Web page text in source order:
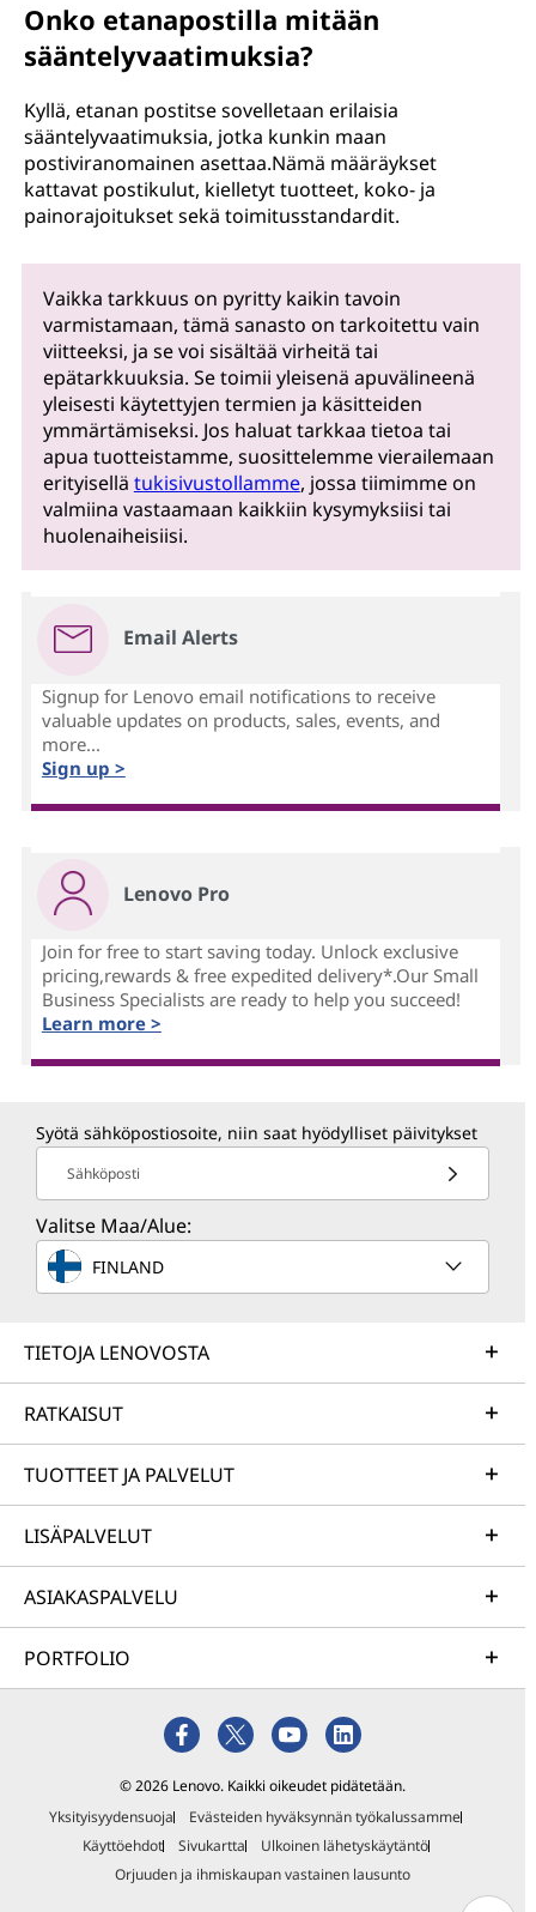
Onko etanapostilla mitään
sääntelyvaatimuksia?
Kyllä, etanan postitse sovelletaan erilaisia
sääntelyvaatimuksia, jotka kunkin maan
postiviranomainen asettaa.Nämä määräykset
kattavat postikulut, kielletyt tuotteet, koko- ja
painorajoitukset sekä toimitusstandardit.
Vaikka tarkkuus on pyritty kaikin tavoin
varmistamaan, tämä sanasto on tarkoitettu vain
viitteeksi, ja se voi sisältää virheitä tai
epätarkkuuksia. Se toimii yleisenä apuvälineenä
yleisesti käytettyjen termien ja käsitteiden
ymmärtämiseksi. Jos haluat tarkkaa tietoa tai
apua tuotteistamme, suosittelemme vierailemaan
erityisellä tukisivustollamme, jossa tiimimme on
valmiina vastaamaan kaikkiin kysymyksiisi tai
huolenaiheisiisi.
Email Alerts
Signup for Lenovo email notifications to receive
valuable updates on products, sales, events, and
more...
Sign up >
Lenovo Pro
Join for free to start saving today. Unlock exclusive
pricing,rewards & free expedited delivery*.Our Small
Business Specialists are ready to help you succeed!
Learn more >
Syötä sähköpostiosoite, niin saat hyödylliset päivitykset
Sähköposti
Valitse Maa/Alue:
FINLAND
TIETOJA LENOVOSTA
RATKAISUT
TUOTTEET JA PALVELUT
LISÄPALVELUT
ASIAKASPALVELU
PORTFOLIO
© 2026 Lenovo. Kaikki oikeudet pidätetään.
Yksityisyydensuoja
Evästeiden hyväksynnän työkalussamme
Käyttöehdot
Sivukartta
Ulkoinen lähetyskäytäntö
Orjuuden ja ihmiskaupan vastainen lausunto